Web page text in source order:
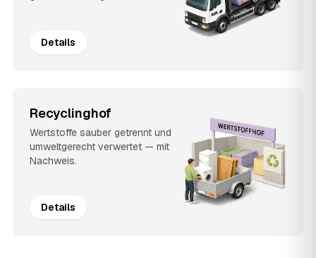
Details
Recyclinghof
Wertstoffe sauber getrennt und
umweltgerecht verwertet — mit
Nachweis.
Details